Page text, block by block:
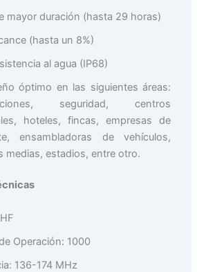
mayor duración (hasta 29 horas)
(hasta un 8%)
al agua (IP68)
óptimo en las siguientes áreas:
seguridad, centros
hoteles, fincas, empresas de
ensambladoras de vehículos,
medias, estadios, entre otro.
Operación: 1000
136-174 MHz